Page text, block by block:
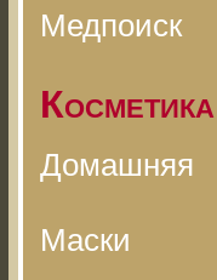
Медпоиск
Косметика
Домашняя
Маски